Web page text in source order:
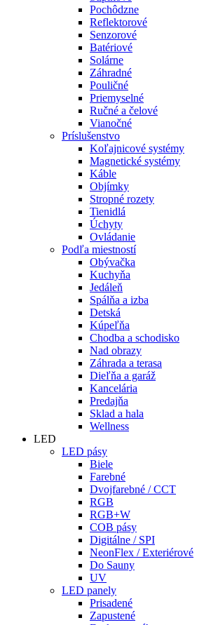
Pochôdzne
Reflektorové
Senzorové
Batériové
Solárne
Záhradné
Pouličné
Priemyselné
Ručné a čelové
Vianočné
Príslušenstvo
Koľajnicové systémy
Magnetické systémy
Káble
Objímky
Stropné rozety
Tienidlá
Úchyty
Ovládanie
Podľa miestností
Obývačka
Kuchyňa
Jedáleň
Spálňa a izba
Detská
Kúpeľňa
Chodba a schodisko
Nad obrazy
Záhrada a terasa
Dieľňa a garáž
Kancelária
Predajňa
Sklad a hala
Wellness
LED
LED pásy
Biele
Farebné
Dvojfarebné / CCT
RGB
RGB+W
COB pásy
Digitálne / SPI
NeonFlex / Exteriérové
Do Sauny
UV
LED panely
Prisadené
Zapustené